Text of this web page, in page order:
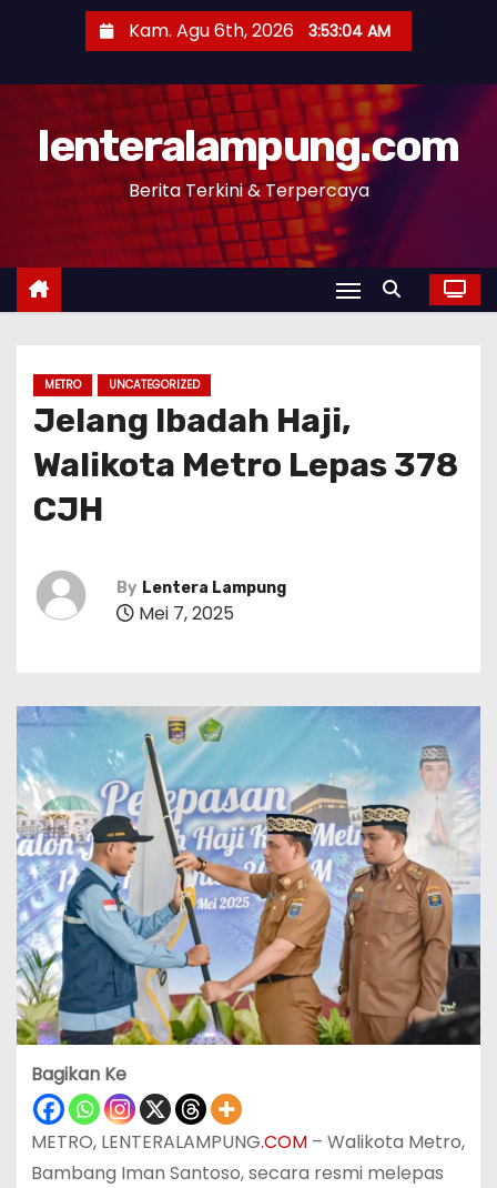
n
Kam. Agu 6th, 2026 3:53:05 AM
lenteralampung.com
Berita Terkini & Terpercaya
METRO UNCATEGORIZED
Jelang Ibadah Haji,
Walikota Metro Lepas 378
CJH
By Lentera Lampung
Mei 7, 2025
Bagikan Ke
METRO, LENTERALAMPUNG.COM– Walikota Metro,
Bambang Iman Santoso, secara resmi melepas